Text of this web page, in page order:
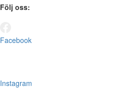
Följ oss:
Facebook
Instagram